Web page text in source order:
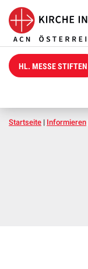
HL. MESSE STIFTEN
Startseite | Informieren